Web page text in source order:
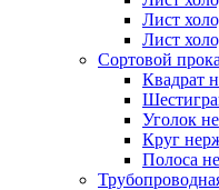
Лист
Лист
Сортовой
Квадрат
Уголок
Круг
Полоса